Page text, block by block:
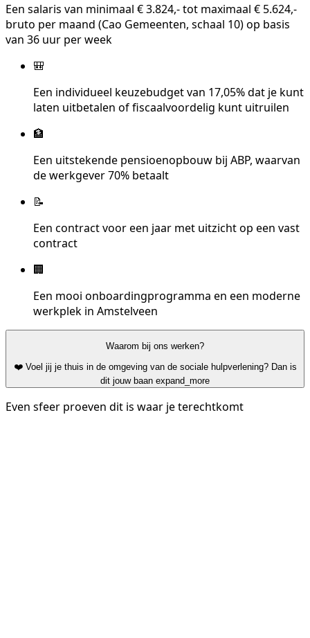
Een salaris van minimaal € 3.824,- tot maximaal € 5.624,-
bruto per maand (Cao Gemeenten, schaal 10) op basis
van 36 uur per week
🎒
Een individueel keuzebudget van 17,05% dat je kunt
laten uitbetalen of fiscaalvoordelig kunt uitruilen
🏦
Een uitstekende pensioenopbouw bij ABP, waarvan
de werkgever 70% betaalt
📝
Een contract voor een jaar met uitzicht op een vast
contract
🏢
Een mooi onboardingprogramma en een moderne
werkplek in Amstelveen
Waarom bij ons werken?
❤️ Voel jij je thuis in de omgeving van de sociale hulpverlening? Dan is
dit jouw baan expand_more
Even sfeer proeven dit is waar je terechtkomt